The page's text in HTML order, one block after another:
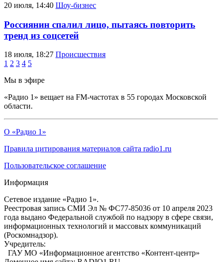
20 июля, 14:40 Шоу-бизнес
Россиянин спалил лицо, пытаясь повторить
тренд из соцсетей
18 июля, 18:27 Происшествия
1 2 3 4 5
Мы в эфире
«Радио 1» вещает на FM-частотах в 55 городах Московской
области.
О «Радио 1»
Правила цитирования материалов сайта radio1.ru
Пользовательское соглашение
Информация
Сетевое издание «Радио 1».
Реестровая запись СМИ Эл № ФС77-85036 от 10 апреля 2023
года выдано Федеральной службой по надзору в сфере связи,
информационных технологий и массовых коммуникаций
(Роскомнадзор).
Учредитель:
ГАУ МО «Информационное агентство «Контент-центр»